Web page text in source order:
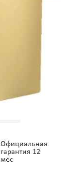
Официальная
гарантия 12
мес